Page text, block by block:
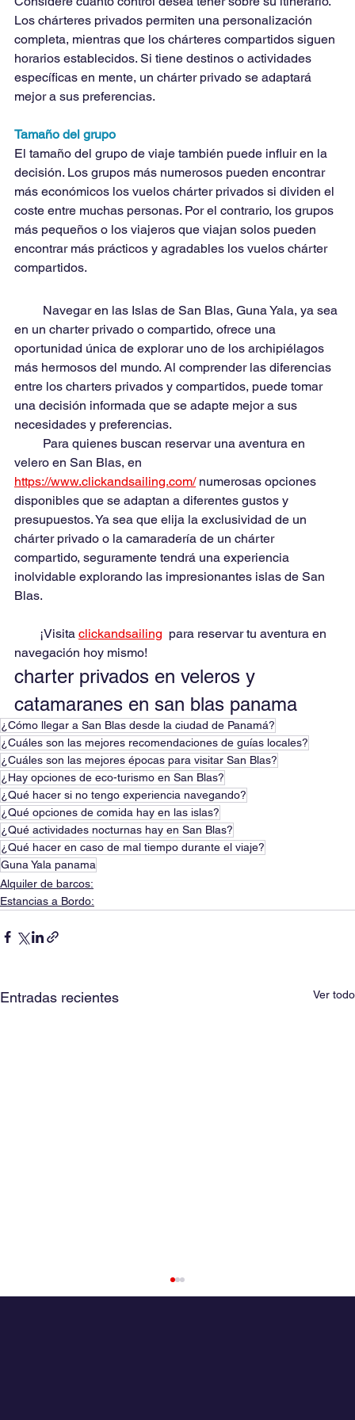
Los chárteres privados permiten una personalización
completa, mientras que los chárteres compartidos siguen
horarios establecidos. Si tiene destinos o actividades
específicas en mente, un chárter privado se adaptará
mejor a sus preferencias.
Tamaño del grupo
El tamaño del grupo de viaje también puede influir en la
decisión. Los grupos más numerosos pueden encontrar
más económicos los vuelos chárter privados si dividen el
coste entre muchas personas. Por el contrario, los grupos
más pequeños o los viajeros que viajan solos pueden
encontrar más prácticos y agradables los vuelos chárter
compartidos.
Navegar en las Islas de San Blas, Guna Yala, ya sea
en un charter privado o compartido, ofrece una
oportunidad única de explorar uno de los archipiélagos
más hermosos del mundo. Al comprender las diferencias
entre los charters privados y compartidos, puede tomar
una decisión informada que se adapte mejor a sus
necesidades y preferencias.
Para quienes buscan reservar una aventura en
velero en San Blas, en
https://www.clickandsailing.com/ numerosas opciones
disponibles que se adaptan a diferentes gustos y
presupuestos. Ya sea que elija la exclusividad de un
chárter privado o la camaradería de un chárter
compartido, seguramente tendrá una experiencia
inolvidable explorando las impresionantes islas de San
Blas.
¡Visita clickandsailing para reservar tu aventura en
navegación hoy mismo!
charter privados en veleros y
catamaranes en san blas panama
¿Cómo llegar a San Blas desde la ciudad de Panamá?
¿Cuáles son las mejores recomendaciones de guías locales?
¿Cuáles son las mejores épocas para visitar San Blas?
¿Hay opciones de eco-turismo en San Blas?
¿Qué hacer si no tengo experiencia navegando?
¿Qué opciones de comida hay en las islas?
¿Qué actividades nocturnas hay en San Blas?
¿Qué hacer en caso de mal tiempo durante el viaje?
Guna Yala panama
Alquiler de barcos:
Estancias a Bordo:
Entradas recientes Ver todo